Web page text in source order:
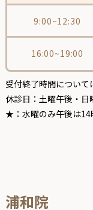
9:00~12:30
16:00~19:00
受付終了時間について
休診日：土曜午後・日
★：水曜のみ午後は14
浦和院